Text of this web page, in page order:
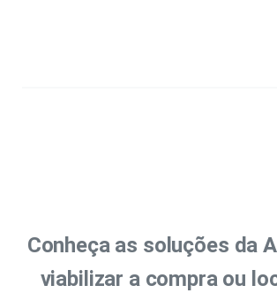
Conheça as soluções da
viabilizar a compra ou